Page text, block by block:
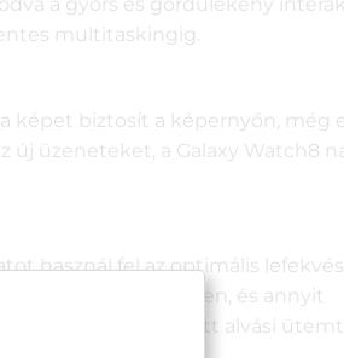
multitaskingig.
képet biztosít a képernyőn, még
új üzeneteket, a Galaxy Watch8
használ fel az optimális
idő tekintetében, és annyit
személyre szabott alvási